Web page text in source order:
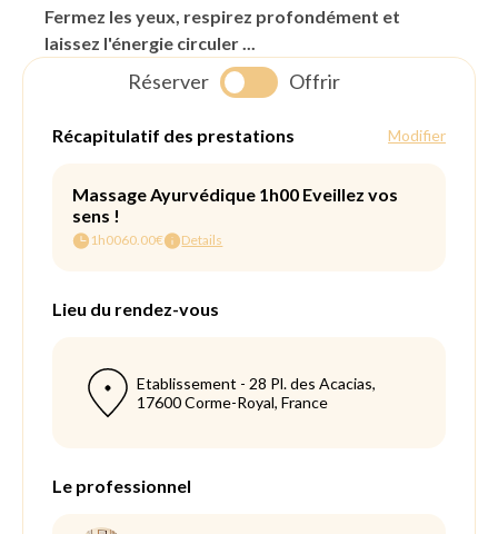
Réserver Offrir
Fermez les yeux, respirez profondément et
laissez l'énergie circuler ...